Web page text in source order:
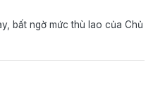
bất ngờ mức thù lao của Chủ